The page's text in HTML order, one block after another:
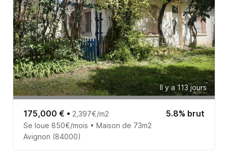
Il y a 113 jours
175,000 € • 2,397€/m2 5.8% brut
Se loue 850€/mois • Maison de 73m2
Avignon (84000)